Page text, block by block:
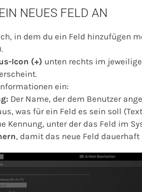
NEUES FELD AN
in dem du ein Feld hinzufügen
Icon (+) unten rechts im
ein:
Der Name, der dem Benutzer
was für ein Feld es sein soll
Kennung, unter der das Feld im
, damit das neue Feld